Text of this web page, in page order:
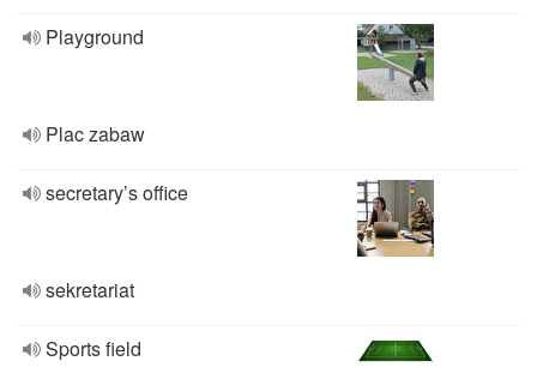
Playground
Plac zabaw
secretary’s office
sekretariat
Sports field